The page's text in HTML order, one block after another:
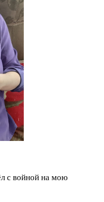
с войной на мою